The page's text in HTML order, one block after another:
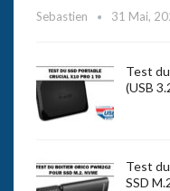
Sebastien 31 Mai,
Test
(USB
Test
SSD